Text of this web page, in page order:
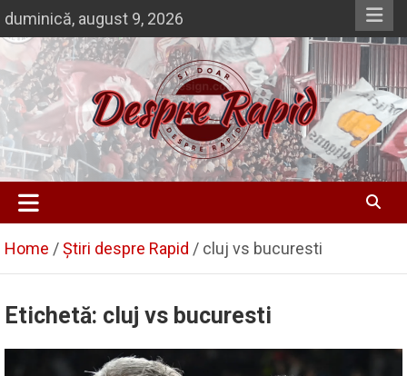
Skip
to
content
duminică, august 9, 2026
Despre Rapid
Si doar … despre Rapid
Home Știri despre Rapid cluj vs bucuresti
Etichetă: cluj vs bucuresti